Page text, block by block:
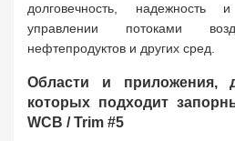
долговечность, надежность
управлении потоками
нефтепродуктов и других сред.
Области и приложения,
которых подходит
WCB / Trim #5